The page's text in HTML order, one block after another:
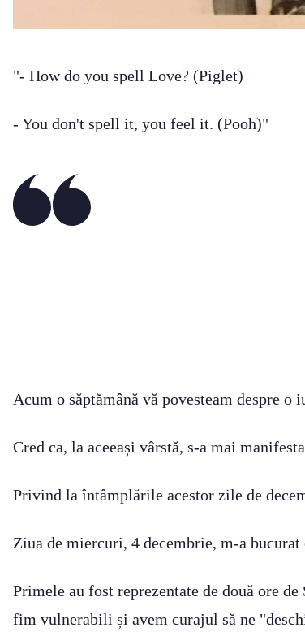
"- How do you spell Love? (Piglet)
- You don't spell it, you feel it. (Pooh)"
Acum o săptămână vă povesteam despre
Cred ca, la aceeași vârstă, s-a mai
Privind la întâmplările acestor zile de
Ziua de miercuri, 4 decembrie, m-a
Primele au fost reprezentate de două ore
fim vulnerabili și avem curajul să ne